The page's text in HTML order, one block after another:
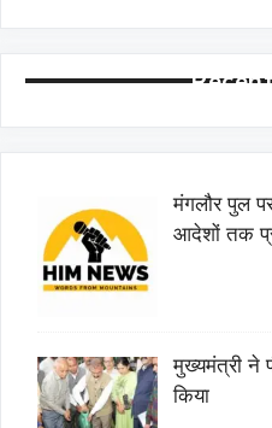
मंगलौर पुल
आदेशों तक
मुख्यमंत्री ने
किया